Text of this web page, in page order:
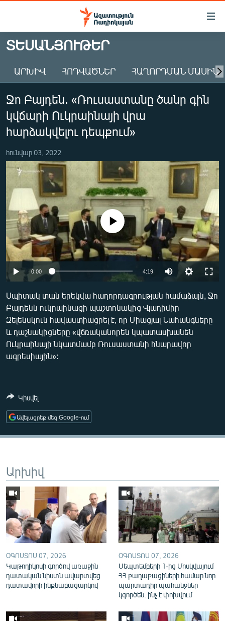
Մատչելիության
Անցնել
հիմնական
Անցնել
հիմնական
մենյուին
Որոնում
ԱԶԱՏՈՒԹՅՈՒՆ TV
ՀԱՅԱՍՏԱՆ
ԸՆՏՐՈՒԹՅՈՒՆՆԵՐ 2026
ԻՐԱՎՈՒՆՔ
ՏՆՏԵՍՈՒԹՅՈՒՆ
ՂԱՐԱԲԱՂ
ՊԱՏԵՐԱԶՄԻ 6 ՇԱԲԱԹՆԵՐԸ
ՏԱՐԱԾԱՇՐՋԱՆ
ՄԻՋԱԶԳԱՅԻՆ
ՄՇԱԿՈՒՅԹ
ՍՊՈՐՏ
ՏՏ ԵՒ ԻՆՏԵՐՆԵՏ
ԿՈՐՈՆԱՎԻՐՈՒՍ
ԱՐԽԻՎ
ՏԵՍԱՆՅՈՒԹԵՐ
ՁԳՏԵԼՈՎ ԼԱՎԱԳՈՒՅՆԻՆ
ՓՈԴՔԱՍԹ
Русский
ՀԵՏԵՎԵՔ ՄԵԶ
«Ազատության» բոլոր կայքերը
ՏԵՍԱՆՅՈՒԹԵՐ
ԱՐԽԻՎ ՀՈԴՎԱԾՆԵՐ ՀԱՂՈՐԴՄԱՆ ՄԱՍԻՆ
Ջո Բայդեն. «Ռուսաստանը ծանր գին
կվճարի Ուկրաինայի վրա
հարձակվելու դեպքում»
հունվար 03, 2022
Auto 240p 360p 480p
No media source currently available
0:00 4:19
360p
480p
720p
Սպիտակ տան երեկվա հաղորդագրության համաձայն, Ջո
Բայդենն ուկրաինացի պաշտոնակից Վլադիմիր
Զելենսկուն հավաստիացրել է, որ Միացյալ Նահանգները
և դաշնակիցները «վճռականորեն կպատասխանեն
Ուկրաինայի նկատմամբ Ռուսաստանի հնարավոր
ագրեսիային»:
Կիսվել
Ավելացրեք մեզ Google-ում
Արխիվ
ՕԳՈՍՏՈՍ 07, 2026
Կաթողիկոսի գործով առաջին
դատական նիստն ավարտվեց
դատավորի ինքնաբացարկով
ՕԳՈՍՏՈՍ 07, 2026
Սեպտեմբերի 1-ից Մոսկվայում
ՀՀ քաղաքացիների համար նոր
պարտադիր պահանջներ
կգործեն. ինչ է փոխվում